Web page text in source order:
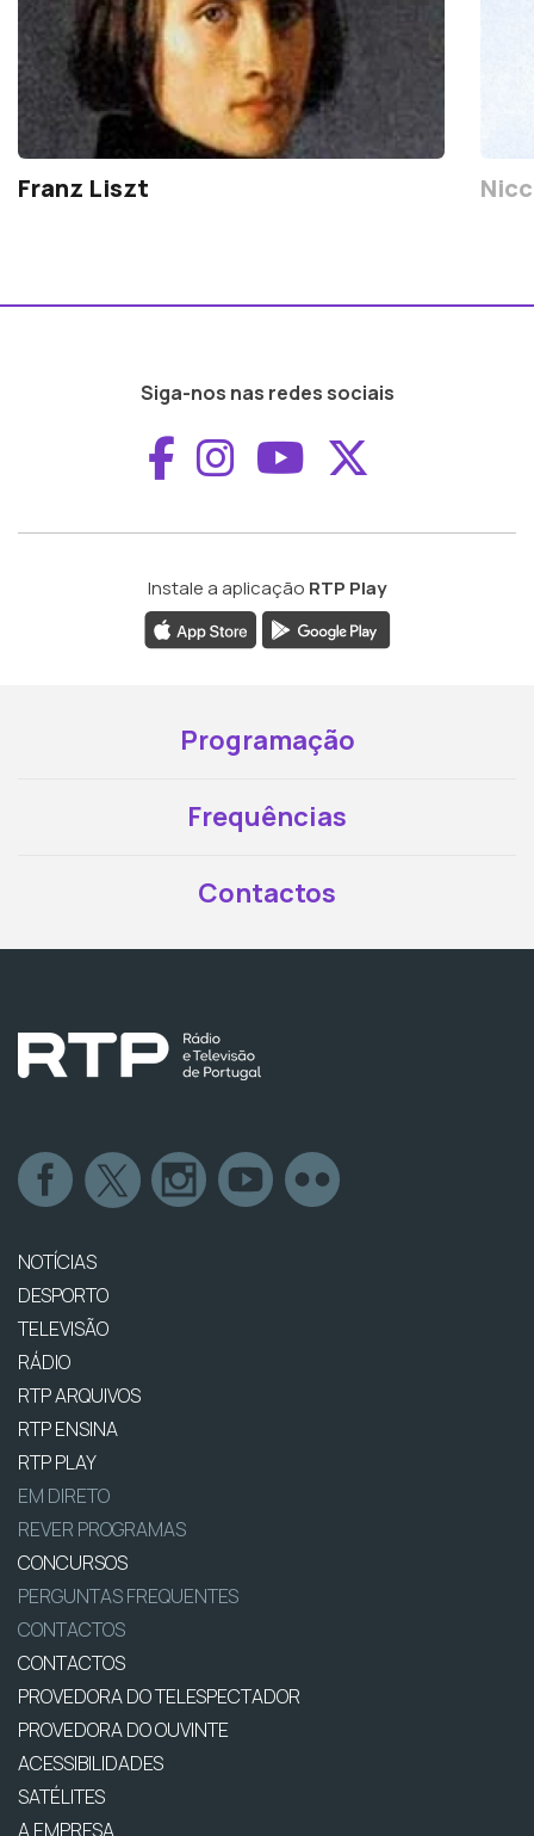
Franz Liszt
Siga-nos nas redes sociais
Aceder ao
Aceder ao
Aceder ao
Instale a aplicação RTP Play
Programação
Frequências
Contactos
NOTÍCIAS
DESPORTO
TELEVISÃO
RÁDIO
RTP ARQUIVOS
RTP ENSINA
RTP PLAY
EM DIRETO
REVER PROGRAMAS
CONCURSOS
PERGUNTAS FREQUENTES
CONTACTOS
CONTACTOS
PROVEDORA DO TELESPECTADOR
PROVEDORA DO OUVINTE
ACESSIBILIDADES
SATÉLITES
A EMPRESA